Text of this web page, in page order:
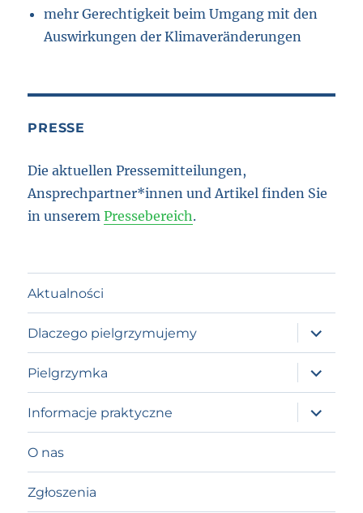
mehr Gerechtigkeit beim Umgang mit den
Auswirkungen der Klimaveränderungen
PRESSE
Die aktuellen Pressemitteilungen,
Ansprechpartner*innen und Artikel finden Sie
in unseremPressebereich.
Aktualności
Dlaczego pielgrzymujemy
expand
child
menu
Pielgrzymka
expand
child
menu
Informacje praktyczne
expand
child
menu
O nas
Zgłoszenia